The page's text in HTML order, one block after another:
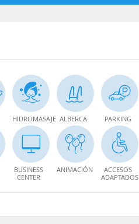
HIDROMASAJE ALBERCA PARKING
BUSINESS
CENTER
ANIMACIÓN
ACCESOS
ADAPTADOS